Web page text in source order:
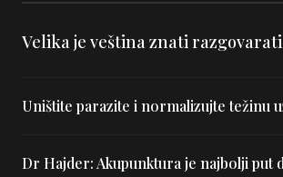
Velika je veština znati
Uništite parazite i normalizujte težinu
Dr Hajder: Akupunktura je najbolji put